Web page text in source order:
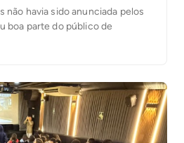
não havia sido anunciada pelos
boa parte do público de